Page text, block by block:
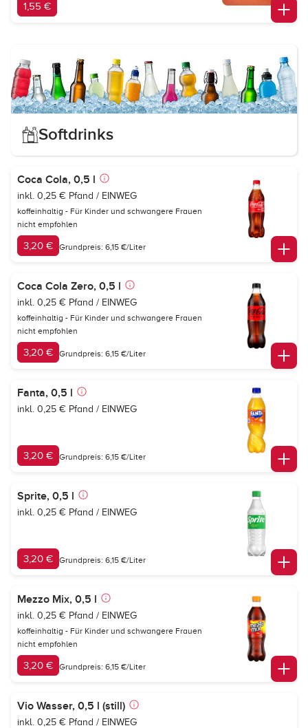
1,55 €
Softdrinks
Coca Cola, 0,5 l
inkl. 0,25 € Pfand / EINWEG
koffeinhaltig - Für Kinder und schwangere Frauen
nicht empfohlen
3,20 € Grundpreis: 6,15 €/Liter
Coca Cola Zero, 0,5 l
inkl. 0,25 € Pfand / EINWEG
koffeinhaltig - Für Kinder und schwangere Frauen
nicht empfohlen
3,20 € Grundpreis: 6,15 €/Liter
Fanta, 0,5 l
inkl. 0,25 € Pfand / EINWEG
3,20 € Grundpreis: 6,15 €/Liter
Sprite, 0,5 l
inkl. 0,25 € Pfand / EINWEG
3,20 € Grundpreis: 6,15 €/Liter
Mezzo Mix, 0,5 l
inkl. 0,25 € Pfand / EINWEG
koffeinhaltig - Für Kinder und schwangere Frauen
nicht empfohlen
3,20 € Grundpreis: 6,15 €/Liter
Vio Wasser, 0,5 l (still)
inkl. 0,25 € Pfand / EINWEG